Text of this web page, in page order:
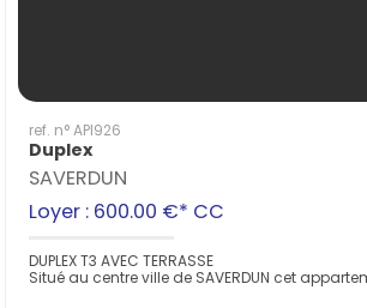
ref. n° API926
Duplex
SAVERDUN
Loyer : 600.00 €* CC
DUPLEX T3 AVEC TERRASSE
Situé au centre ville de SAVERDUN cet appartement T3 en duplex se trouve au 1er